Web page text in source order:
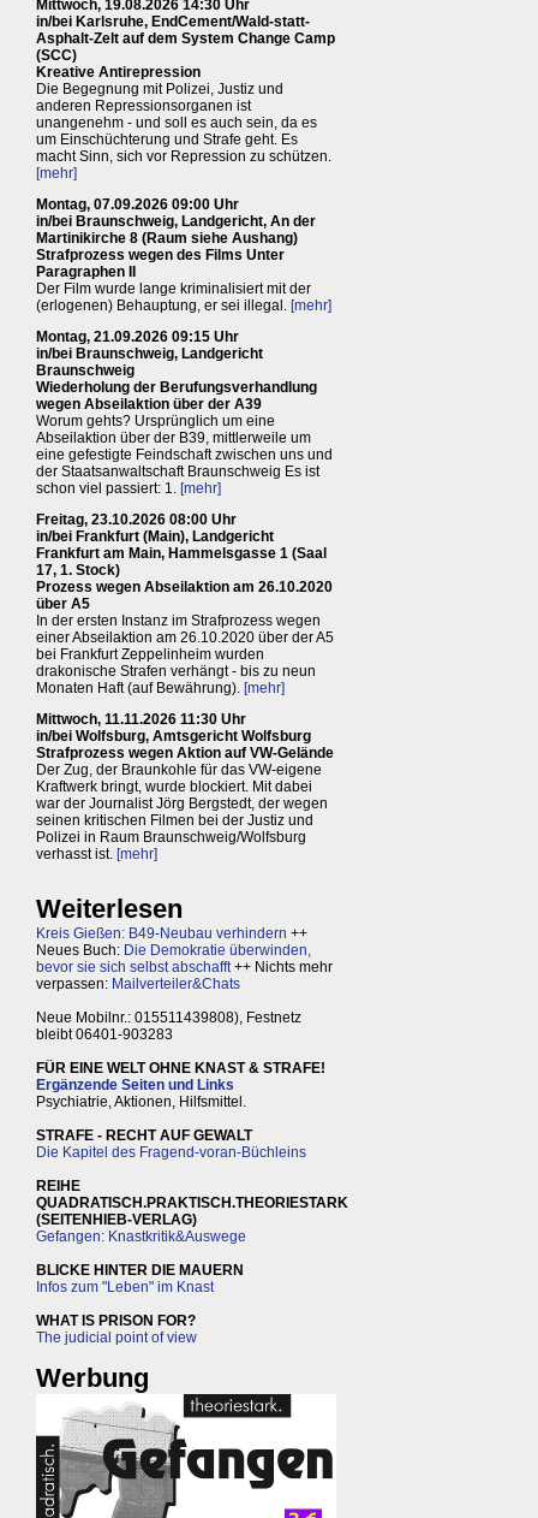
Mittwoch, 19.08.2026 14:30 Uhr
in/bei Karlsruhe, EndCement/Wald-statt-
Asphalt-Zelt auf dem System Change Camp
(SCC)
Kreative Antirepression
Die Begegnung mit Polizei, Justiz und
anderen Repressionsorganen ist
unangenehm - und soll es auch sein, da es
um Einschüchterung und Strafe geht. Es
macht Sinn, sich vor Repression zu schützen.
[mehr]
Montag, 07.09.2026 09:00 Uhr
in/bei Braunschweig, Landgericht, An der
Martinikirche 8 (Raum siehe Aushang)
Strafprozess wegen des Films Unter
Paragraphen II
Der Film wurde lange kriminalisiert mit der
(erlogenen) Behauptung, er sei illegal. [mehr]
Montag, 21.09.2026 09:15 Uhr
in/bei Braunschweig, Landgericht
Braunschweig
Wiederholung der Berufungsverhandlung
wegen Abseilaktion über der A39
Worum gehts? Ursprünglich um eine
Abseilaktion über der B39, mittlerweile um
eine gefestigte Feindschaft zwischen uns und
der Staatsanwaltschaft Braunschweig Es ist
schon viel passiert: 1. [mehr]
Freitag, 23.10.2026 08:00 Uhr
in/bei Frankfurt (Main), Landgericht
Frankfurt am Main, Hammelsgasse 1 (Saal
17, 1. Stock)
Prozess wegen Abseilaktion am 26.10.2020
über A5
In der ersten Instanz im Strafprozess wegen
einer Abseilaktion am 26.10.2020 über der A5
bei Frankfurt Zeppelinheim wurden
drakonische Strafen verhängt - bis zu neun
Monaten Haft (auf Bewährung). [mehr]
Mittwoch, 11.11.2026 11:30 Uhr
in/bei Wolfsburg, Amtsgericht Wolfsburg
Strafprozess wegen Aktion auf VW-Gelände
Der Zug, der Braunkohle für das VW-eigene
Kraftwerk bringt, wurde blockiert. Mit dabei
war der Journalist Jörg Bergstedt, der wegen
seinen kritischen Filmen bei der Justiz und
Polizei in Raum Braunschweig/Wolfsburg
verhasst ist. [mehr]
Weiterlesen
Kreis Gießen: B49-Neubau verhindern ++
Neues Buch: Die Demokratie überwinden,
bevor sie sich selbst abschafft++ Nichts mehr
verpassen: Mailverteiler&Chats
Neue Mobilnr.: 015511439808), Festnetz
bleibt 06401-903283
FÜR EINE WELT OHNE KNAST & STRAFE!
Ergänzende Seiten und Links
Psychiatrie, Aktionen, Hilfsmittel.
STRAFE - RECHT AUF GEWALT
Die Kapitel des Fragend-voran-Büchleins
REIHE
QUADRATISCH.PRAKTISCH.THEORIESTARK
(SEITENHIEB-VERLAG)
Gefangen: Knastkritik&Auswege
BLICKE HINTER DIE MAUERN
Infos zum "Leben" im Knast
WHAT IS PRISON FOR?
The judicial point of view
Werbung